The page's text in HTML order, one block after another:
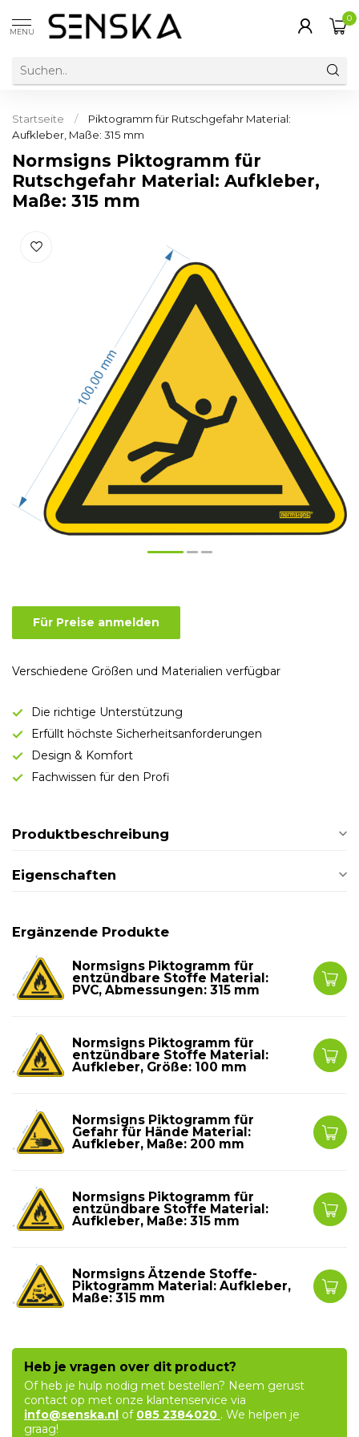
MENU
0
Startseite /
Piktogramm für Rutschgefahr Material:
Aufkleber, Maße: 315 mm
Normsigns Piktogramm für
Rutschgefahr Material: Aufkleber,
Maße: 315 mm
Für Preise anmelden
Verschiedene Größen und Materialien verfügbar
Die richtige Unterstützung
Erfüllt höchste Sicherheitsanforderungen
Design & Komfort
Fachwissen für den Profi
Produktbeschreibung
Eigenschaften
Ergänzende Produkte
Normsigns Piktogramm für
entzündbare Stoffe Material:
PVC, Abmessungen: 315 mm
Normsigns Piktogramm für
entzündbare Stoffe Material:
Aufkleber, Größe: 100 mm
Normsigns Piktogramm für
Gefahr für Hände Material:
Aufkleber, Maße: 200 mm
Normsigns Piktogramm für
entzündbare Stoffe Material:
Aufkleber, Maße: 315 mm
Normsigns Ätzende Stoffe-
Piktogramm Material: Aufkleber,
Maße: 315 mm
Heb je vragen over dit product?
Of heb je hulp nodig met bestellen? Neem gerust
contact op met onze klantenservice via
info@senska.nl of 085 2384020 . We helpen je
graag!